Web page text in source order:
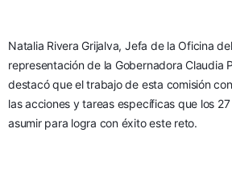
Natalia Rivera Grijalva, Jefa de la Oficina
representación de la Gobernadora Claudia
destacó que el trabajo de esta comisión
las acciones y tareas específicas que los
asumir para logra con éxito este reto.